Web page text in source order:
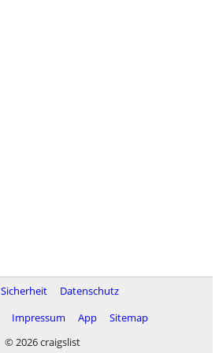
Sicherheit
Datenschutz
Impressum App
Sitemap
© 2026 craigslist